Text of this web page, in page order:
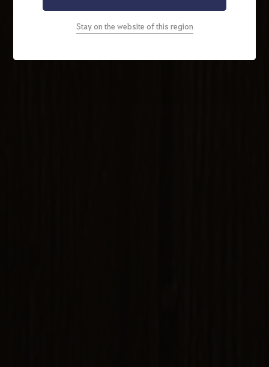
Stay on the website of this region